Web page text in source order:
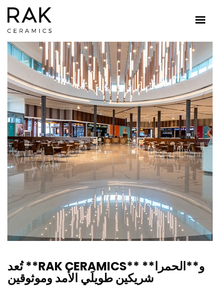
تُعد **RAK CERAMICS** و**الحمرا**
شريكين طويلَي الأمد وموثوقين